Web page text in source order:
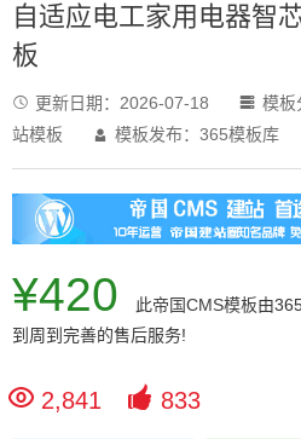
自适应电工家用电器智
板
 更新日期： 2026-07-18  模板
站模板
 模板发布：365模板库
¥420 此帝国CMS模板由
到周到完善的售后服务!
 2,841  833